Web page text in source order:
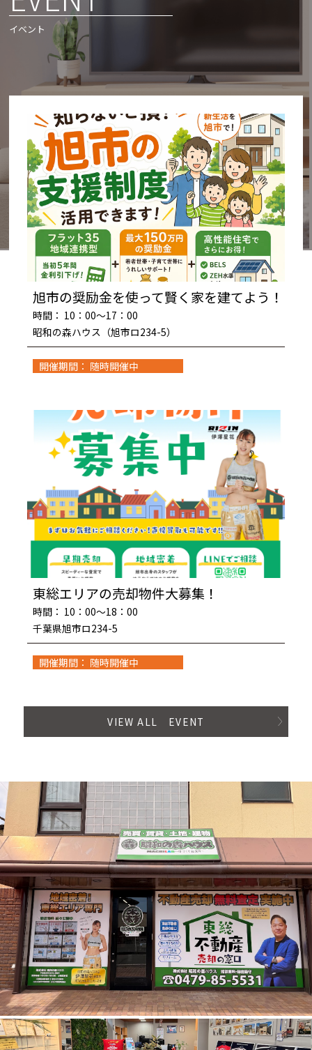
イベント
旭市の奨励金を使って賢く家を建てよう！
時間： 10：00～17：00
昭和の森ハウス（旭市ロ234-5）
開催期間： 随時開催中
東総エリアの売却物件大募集！
時間： 10：00～18：00
千葉県旭市ロ234-5
開催期間： 随時開催中
VIEW ALL EVENT